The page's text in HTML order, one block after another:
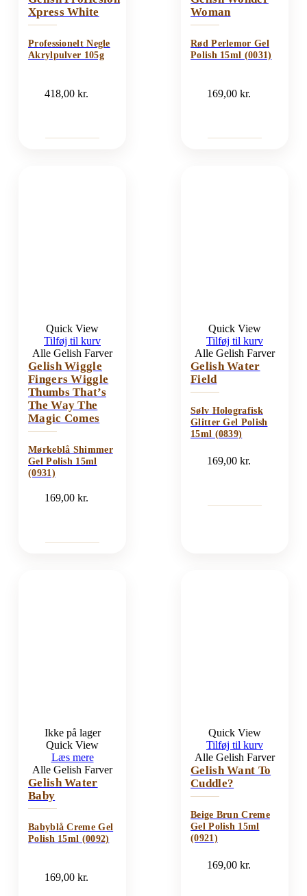
Xpress White
Professionelt Negle
Akrylpulver 105g
418,00kr.
Woman
Rød Perlemor Gel
Polish 15ml (0031)
169,00kr.
Quick View
Tilføj til kurv
Alle Gelish Farver
Gelish Wiggle
Fingers Wiggle
Thumbs That’s
The Way The
Magic Comes
Mørkeblå Shimmer
Gel Polish 15ml
(0931)
169,00kr.
Quick View
Tilføj til kurv
Alle Gelish Farver
Gelish Water
Field
Sølv Holografisk
Glitter Gel Polish
15ml (0839)
169,00kr.
Ikke på lager
Quick View
Læs mere
Alle Gelish Farver
Gelish Water
Baby
Babyblå Creme Gel
Polish 15ml (0092)
169,00kr.
Quick View
Tilføj til kurv
Alle Gelish Farver
Gelish Want To
Cuddle?
Beige Brun Creme
Gel Polish 15ml
(0921)
169,00kr.